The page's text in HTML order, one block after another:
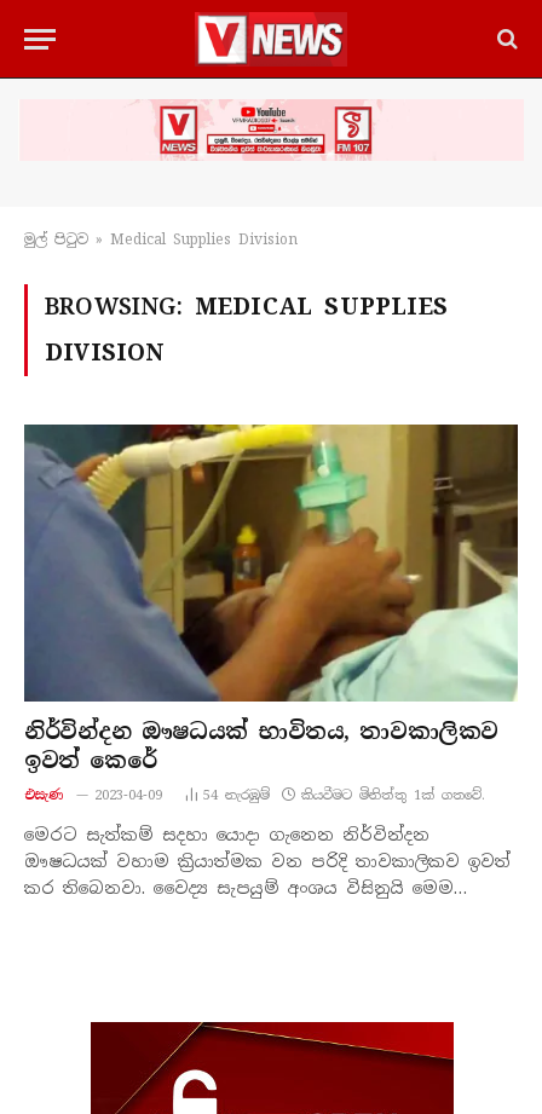
මුල් පිටු​ව » Medical Supplies Division
BROWSING: MEDICAL SUPPLIES
DIVISION
නිර්වින්දන ඖෂධයක් භාවිතය, තාවකාලිකව
ඉවත් කෙරේ
එසැණ 2023-04-09 54 නැරඹු​ම් කියවීමට මිනිත්තු 1ක් ගතවේ.
මෙරට සැත්කම් සදහා යොදා ගැනෙන නිර්වින්දන
ඖෂධයක් වහාම ක්‍රියාත්මක වන පරිදි තාවකාලිකව ඉවත්
කර තිබෙනවා. වෛද්‍ය සැපයුම් අංශය විසිනුයි මෙම…